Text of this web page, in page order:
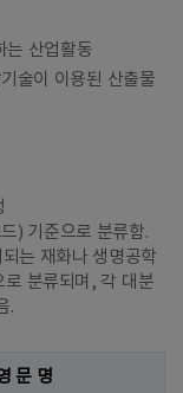
는 산업활동
술이 이용된 산출물
) 기준으로 분류함.
는 재화나 생명공학
로 분류되며, 각 대분
.
문 명